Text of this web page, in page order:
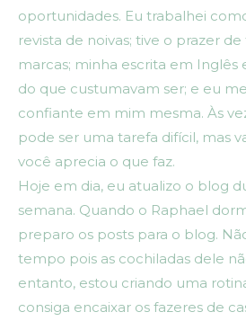
oportunidades. Eu trabalhei
revista de noivas; tive o prazer
marcas; minha escrita em
do que custumavam ser; e eu
confiante em mim mesma. Às
pode ser uma tarefa difícil, mas
você aprecia o que faz.
Hoje em dia, eu atualizo o blog
semana. Quando o Raphael
preparo os posts para o blog.
tempo pois as cochiladas dele
entanto, estou criando uma
consiga encaixar os fazeres de